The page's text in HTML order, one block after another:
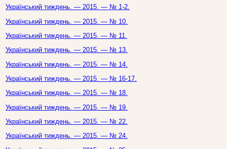
Український тиждень. — 2015. — № 1-2.
Український тиждень. — 2015. — № 10.
Український тиждень. — 2015. — № 11.
Український тиждень. — 2015. — № 13.
Український тиждень. — 2015. — № 14.
Український тиждень. — 2015. — № 16-17.
Український тиждень. — 2015. — № 18.
Український тиждень. — 2015. — № 19.
Український тиждень. — 2015. — № 22.
Український тиждень. — 2015. — № 24.